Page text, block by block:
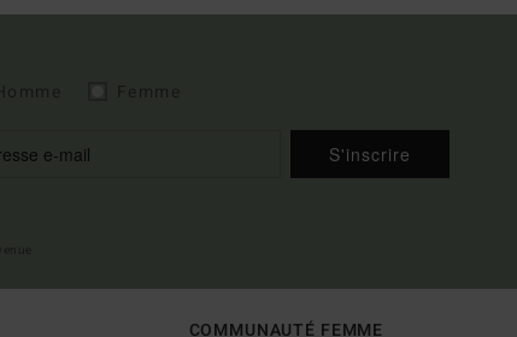
S'inscrire
COMMUNAUTÉ FEMME